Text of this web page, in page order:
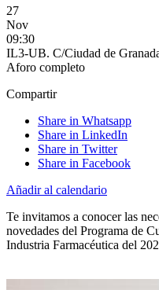
27
Nov
09:30
IL3-UB. C/Ciudad de
Aforo completo
Compartir
Share in Whatsapp
Share in LinkedIn
Share in Twitter
Share in Facebook
Añadir al calendario
Te invitamos a conocer las
novedades del Programa de
Industria Farmacéutica del